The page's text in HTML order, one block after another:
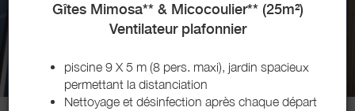
Gîtes Mimosa** & Micocoulier** (25m²)
Ventilateur plafonnier
piscine 9 X 5 m (8 pers. maxi), jardin spacieux
permettant la distanciation
Nettoyage et désinfection après chaque départ